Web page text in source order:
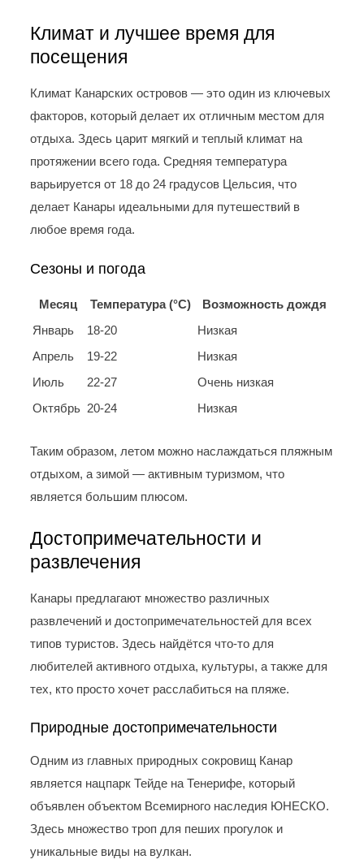
Климат и лучшее время для
посещения
Климат Канарских островов — это один из ключевых
факторов, который делает их отличным местом для
отдыха. Здесь царит мягкий и теплый климат на
протяжении всего года. Средняя температура
варьируется от 18 до 24 градусов Цельсия, что
делает Канары идеальными для путешествий в
любое время года.
Сезоны и погода
Месяц Температура (°C)
Возможность дождя
Январь
18-20
Низкая
Апрель
19-22
Низкая
Июль
22-27
Очень низкая
Октябрь 20-24 Низкая
Таким образом, летом можно наслаждаться пляжным
отдыхом, а зимой — активным туризмом, что
является большим плюсом.
Достопримечательности и
развлечения
Канары предлагают множество различных
развлечений и достопримечательностей для всех
типов туристов. Здесь найдётся что-то для
любителей активного отдыха, культуры, а также для
тех, кто просто хочет расслабиться на пляже.
Природные достопримечательности
Одним из главных природных сокровищ Канар
является нацпарк Тейде на Тенерифе, который
объявлен объектом Всемирного наследия ЮНЕСКО.
Здесь множество троп для пеших прогулок и
уникальные виды на вулкан.